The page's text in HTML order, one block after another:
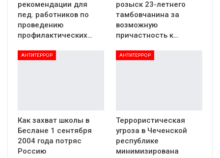
рекомендации для
пед. работников по
проведению
профилактических…
розыск 23-летнего
тамбовчанина за
возможную
причастность к…
АНТИТЕРРОР
Как захват школы в
Беслане 1 сентября
2004 года потряс
Россию
АНТИТЕРРОР
Террористическая
угроза в Чеченской
республике
минимизирована